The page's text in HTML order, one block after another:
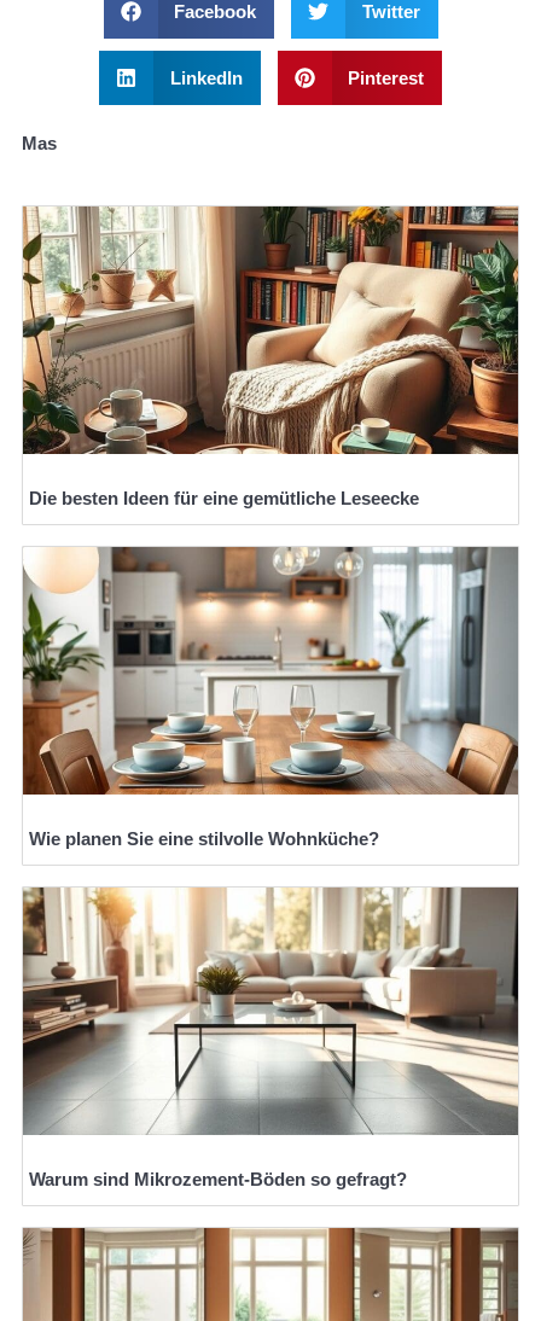
Facebook Twitter
LinkedIn Pinterest
Mas
Die besten Ideen für eine gemütliche Leseecke
Wie planen Sie eine stilvolle Wohnküche?
Warum sind Mikrozement-Böden so gefragt?